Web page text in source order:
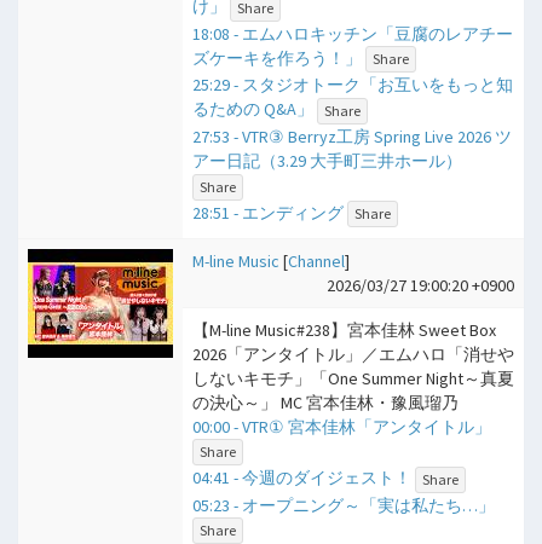
け」
Share
18:08 - エムハロキッチン「豆腐のレアチー
ズケーキを作ろう！」
Share
25:29 - スタジオトーク「お互いをもっと知
るための Q&A」
Share
27:53 - VTR③ Berryz工房 Spring Live 2026 ツ
アー日記（3.29 大手町三井ホール）
Share
28:51 - エンディング Share
M-line Music [Channel]
2026/03/27 19:00:20 +0900
【M-line Music#238】宮本佳林 Sweet Box
2026「アンタイトル」／エムハロ「消せや
しないキモチ」「One Summer Night～真夏
の決心～」 MC 宮本佳林・豫風瑠乃
00:00 - VTR① 宮本佳林「アンタイトル」
Share
04:41 - 今週のダイジェスト！ Share
05:23 - オープニング～「実は私たち…」
Share